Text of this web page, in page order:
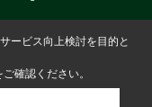
ービス向上検討を目的と
ご確認ください。